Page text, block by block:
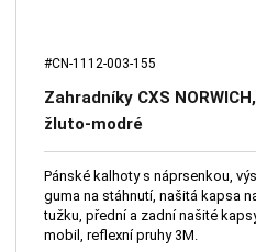
#CN-1112-003-155
Zahradníky CXS
žluto-modré
Pánské kalhoty s náprsenkou,
guma na stáhnutí, našitá kapsa
tužku, přední a zadní našité
mobil, reflexní pruhy 3M.